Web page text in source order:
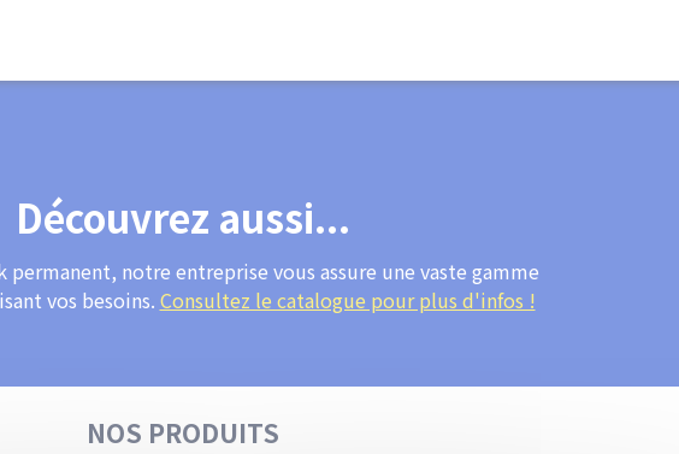
Découvrez aussi...
permanent, notre entreprise vous assure une vaste gamme
vos besoins. Consultez le catalogue pour plus d'infos !
NOS PRODUITS